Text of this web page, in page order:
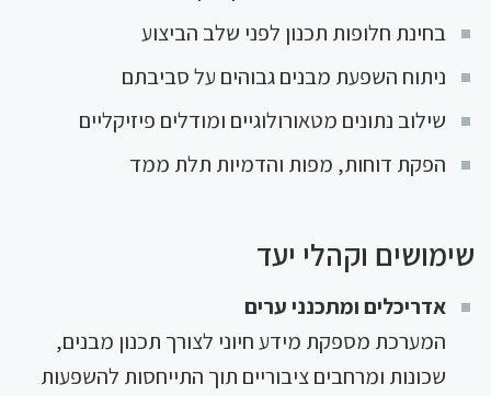
בחינת חלופות תכנון לפני שלב הביצוע
ניתוח השפעת מבנים גבוהים על סביבתם
שילוב נתונים מטאורולוגיים ומודלים פיזיקליים
הפקת דוחות, מפות והדמיות תלת ממד
שימושים וקהלי יעד
אדריכלים ומתכנני ערים
המערכת מספקת מידע חיוני לצורך תכנון מבנים,
שכונות ומרחבים ציבוריים תוך התייחסות להשפעות